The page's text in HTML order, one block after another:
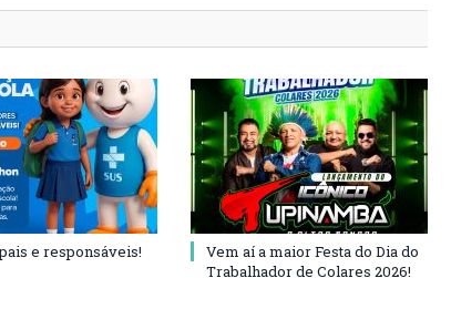
e responsáveis!
Vem aí a maior Festa do Dia do
Trabalhador de Colares 2026!